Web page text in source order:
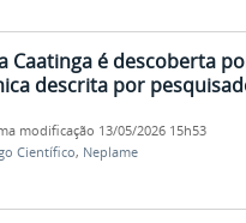
Caatinga é descoberta
descrita por
modificação 13/05/2026 15h53
Científico, Neplame